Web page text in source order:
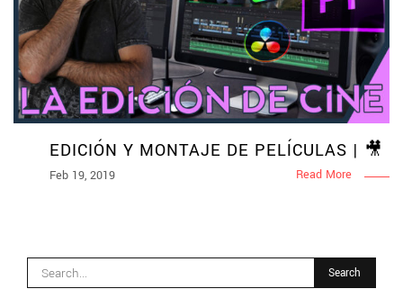
EDICIÓN Y MONTAJE DE PELÍCULAS | 🎥
Feb 19, 2019 Read More